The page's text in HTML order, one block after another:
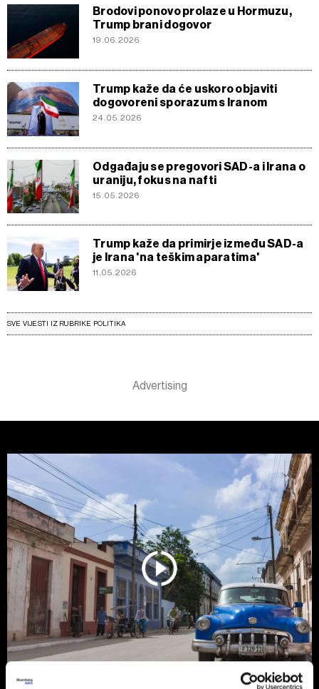
Brodovi ponovo prolaze u Hormuzu,
Trump brani dogovor
19.06.2026
Trump kaže da će uskoro objaviti
dogovoreni sporazum s Iranom
24.05.2026
Odgađaju se pregovori SAD-a i Irana o
uraniju, fokus na nafti
15.05.2026
Trump kaže da primirje između SAD-a
je Irana 'na teškim aparatima'
11.05.2026
SVE VIJESTI IZ RUBRIKE POLITIKA